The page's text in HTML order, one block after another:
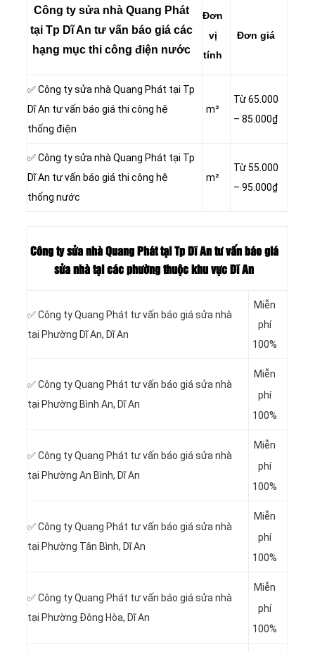
Công ty sửa nhà Quang Phát
tại Tp Dĩ An tư vấn báo giá các
hạng mục thi công điện nước
Đơn
vị
tính
Đơn giá
✅ Công ty sửa nhà Quang Phát tại Tp
Dĩ An tư vấn báo giá thi công hệ
thống điện
m²
Từ 65.000
– 85.000₫
✅ Công ty sửa nhà Quang Phát tại Tp
Dĩ An tư vấn báo giá thi công hệ
thống nước
m²
Từ 55.000
– 95.000₫
Công ty sửa nhà Quang Phát tại Tp Dĩ An tư vấn báo giá
sửa nhà tại các phường thuộc khu vực Dĩ An
✅ Công ty Quang Phát tư vấn báo giá sửa nhà
tại Phường Dĩ An, Dĩ An
Miễn
phí
100%
✅ Công ty Quang Phát tư vấn báo giá sửa nhà
tại Phường Bình An, Dĩ An
Miễn
phí
100%
✅ Công ty Quang Phát tư vấn báo giá sửa nhà
tại Phường An Bình, Dĩ An
Miễn
phí
100%
✅ Công ty Quang Phát tư vấn báo giá sửa nhà
tại Phường Tân Bình, Dĩ An
Miễn
phí
100%
✅ Công ty Quang Phát tư vấn báo giá sửa nhà
tại Phường Đông Hòa, Dĩ An
Miễn
phí
100%